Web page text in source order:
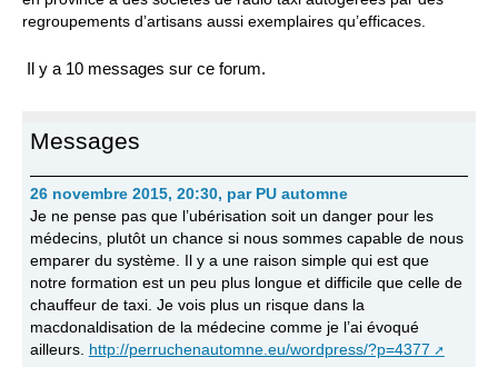
regroupements d’artisans aussi exemplaires qu’efficaces.
Il y a 10 messages sur ce forum.
Messages
26 novembre 2015, 20:30, par PU automne
Je ne pense pas que l’ubérisation soit un danger pour les
médecins, plutôt un chance si nous sommes capable de nous
emparer du système. Il y a une raison simple qui est que
notre formation est un peu plus longue et difficile que celle de
chauffeur de taxi. Je vois plus un risque dans la
macdonaldisation de la médecine comme je l’ai évoqué
ailleurs. http://perruchenautomne.eu/wordpress/?p=4377